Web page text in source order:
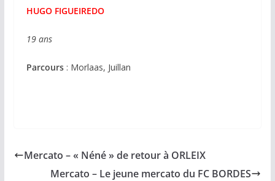
HUGO FIGUEIREDO
19 ans
Parcours: Morlaas, Juillan
Mercato – « Néné » de retour à ORLEIX
Mercato – Le jeune mercato du FC BORDES